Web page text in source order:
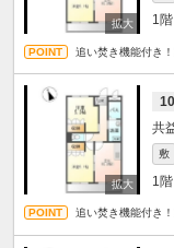
1階
追い焚き機能付き
敷
1階
追い焚き機能付き